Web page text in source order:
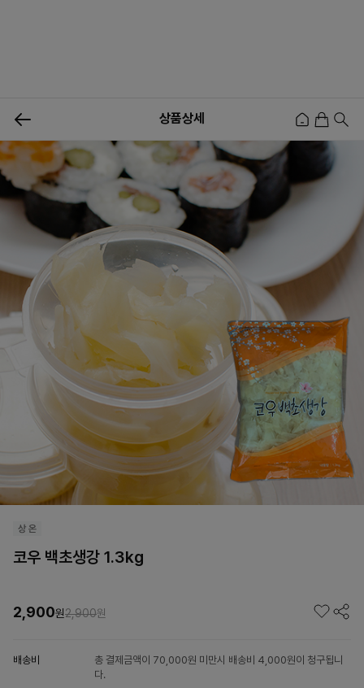
신상품행사상품이벤트메뉴쇼핑 사업자등업신청
상품상세
코우 백초생강 1.3kg
2,900원2,900원
배송비
총 결제금액이 70,000원 미만시 배송비 4,000원이 청구됩니
다.